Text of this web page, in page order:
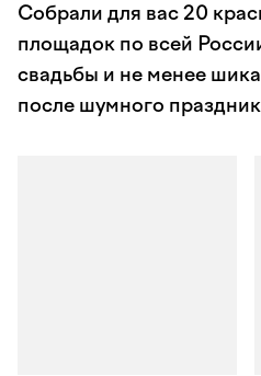
Собрали для вас 20
площадок по всей
свадьбы и не менее
после шумного